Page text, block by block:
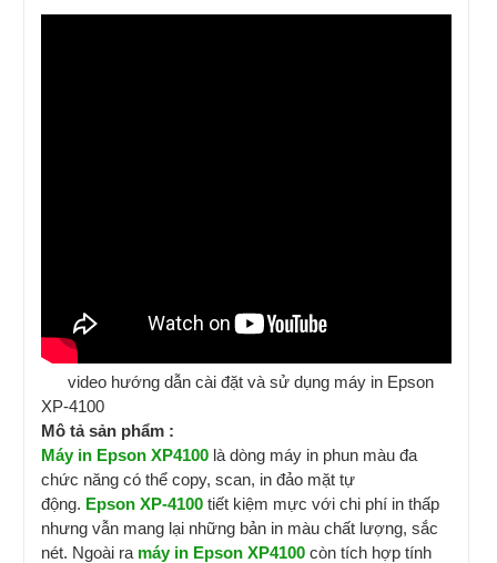
video hướng dẫn cài đặt và sử dụng máy in Epson
XP-4100
Mô tả sản phẩm :
Máy in Epson XP4100 là dòng máy in phun màu đa
chức năng có thể copy, scan, in đảo mặt tự
động. Epson XP-4100 tiết kiệm mực với chi phí in thấp
nhưng vẫn mang lại những bản in màu chất lượng, sắc
nét. Ngoài ra máy in Epson XP4100 còn tích hợp tính